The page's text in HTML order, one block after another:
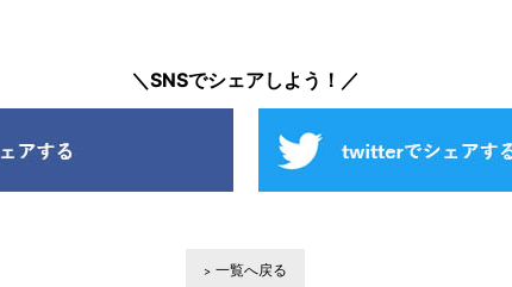
＼SNSでシェアしよう！／
一覧へ戻る